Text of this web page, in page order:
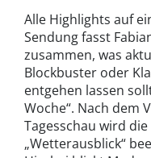
Alle Highlights auf
Sendung fasst
zusammen, was
Blockbuster oder
entgehen lassen
Woche“. Nach dem
Tagesschau wird
„Wetterausblick“